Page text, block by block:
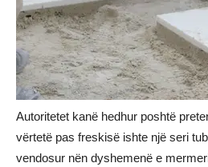
Autoritetet kanë hedhur poshtë
vërtetë pas freskisë ishte një seri
vendosur nën dyshemenë e